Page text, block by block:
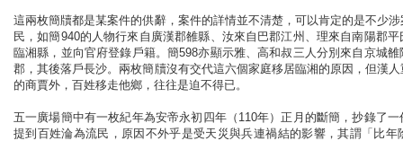
這兩枚簡牘都是某案件的供辭，案件的詳情並不清楚，可以肯定的是不少
民，如簡940的人物行來自廣漢郡雒縣、汝來自巴郡江州、理來自南陽郡
臨湘縣，並向官府登錄戶籍。簡598亦顯示雅、高和叔三人分別來自京城
郡，其後落戶長沙。兩枚簡牘沒有交代這六個家庭移居臨湘的原因，但漢
的商賈外，百姓移走他鄉，往往是迫不得已。
五一廣場簡中有一枚紀年為安帝永初四年（110年）正月的斷簡，抄錄了
提到百姓淪為流民，原因不外乎是受天災與兵連禍結的影響，其謂「比年